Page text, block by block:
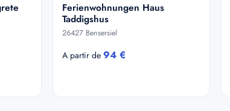
Ferienwohnungen Haus
Taddigshus
26427 Bensersiel
A partir de 94 €